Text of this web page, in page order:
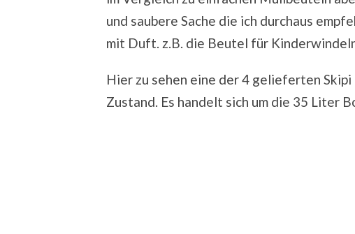
und saubere Sache die ich durchaus
mit Duft. z.B. die Beutel für
Hier zu sehen eine der 4 gelieferten
Zustand. Es handelt sich um die 35 Liter